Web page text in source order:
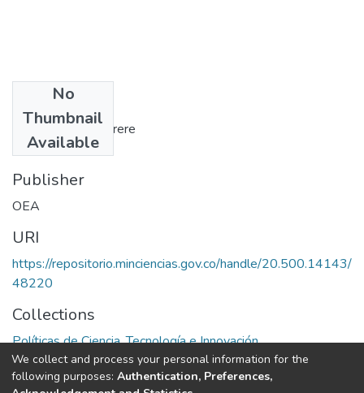
No
Thumbnail
Available
Authors
Maximo Halty Carrere
Publisher
OEA
URI
https://repositorio.minciencias.gov.co/handle/20.500.14143/
48220
Collections
Políticas de Ciencia, Tecnología e Innovación
Full item page
We collect and process your personal information for the
following purposes: Authentication, Preferences,